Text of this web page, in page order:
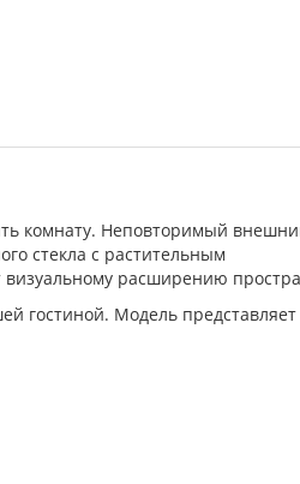
комнату. Неповторимый
стекла с растительным
визуальному расширению
гостиной. Модель представляет